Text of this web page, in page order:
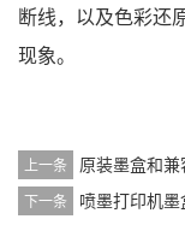
断线，以及色彩还
现象。
上一条 原装墨盒和
下一条 喷墨打印机